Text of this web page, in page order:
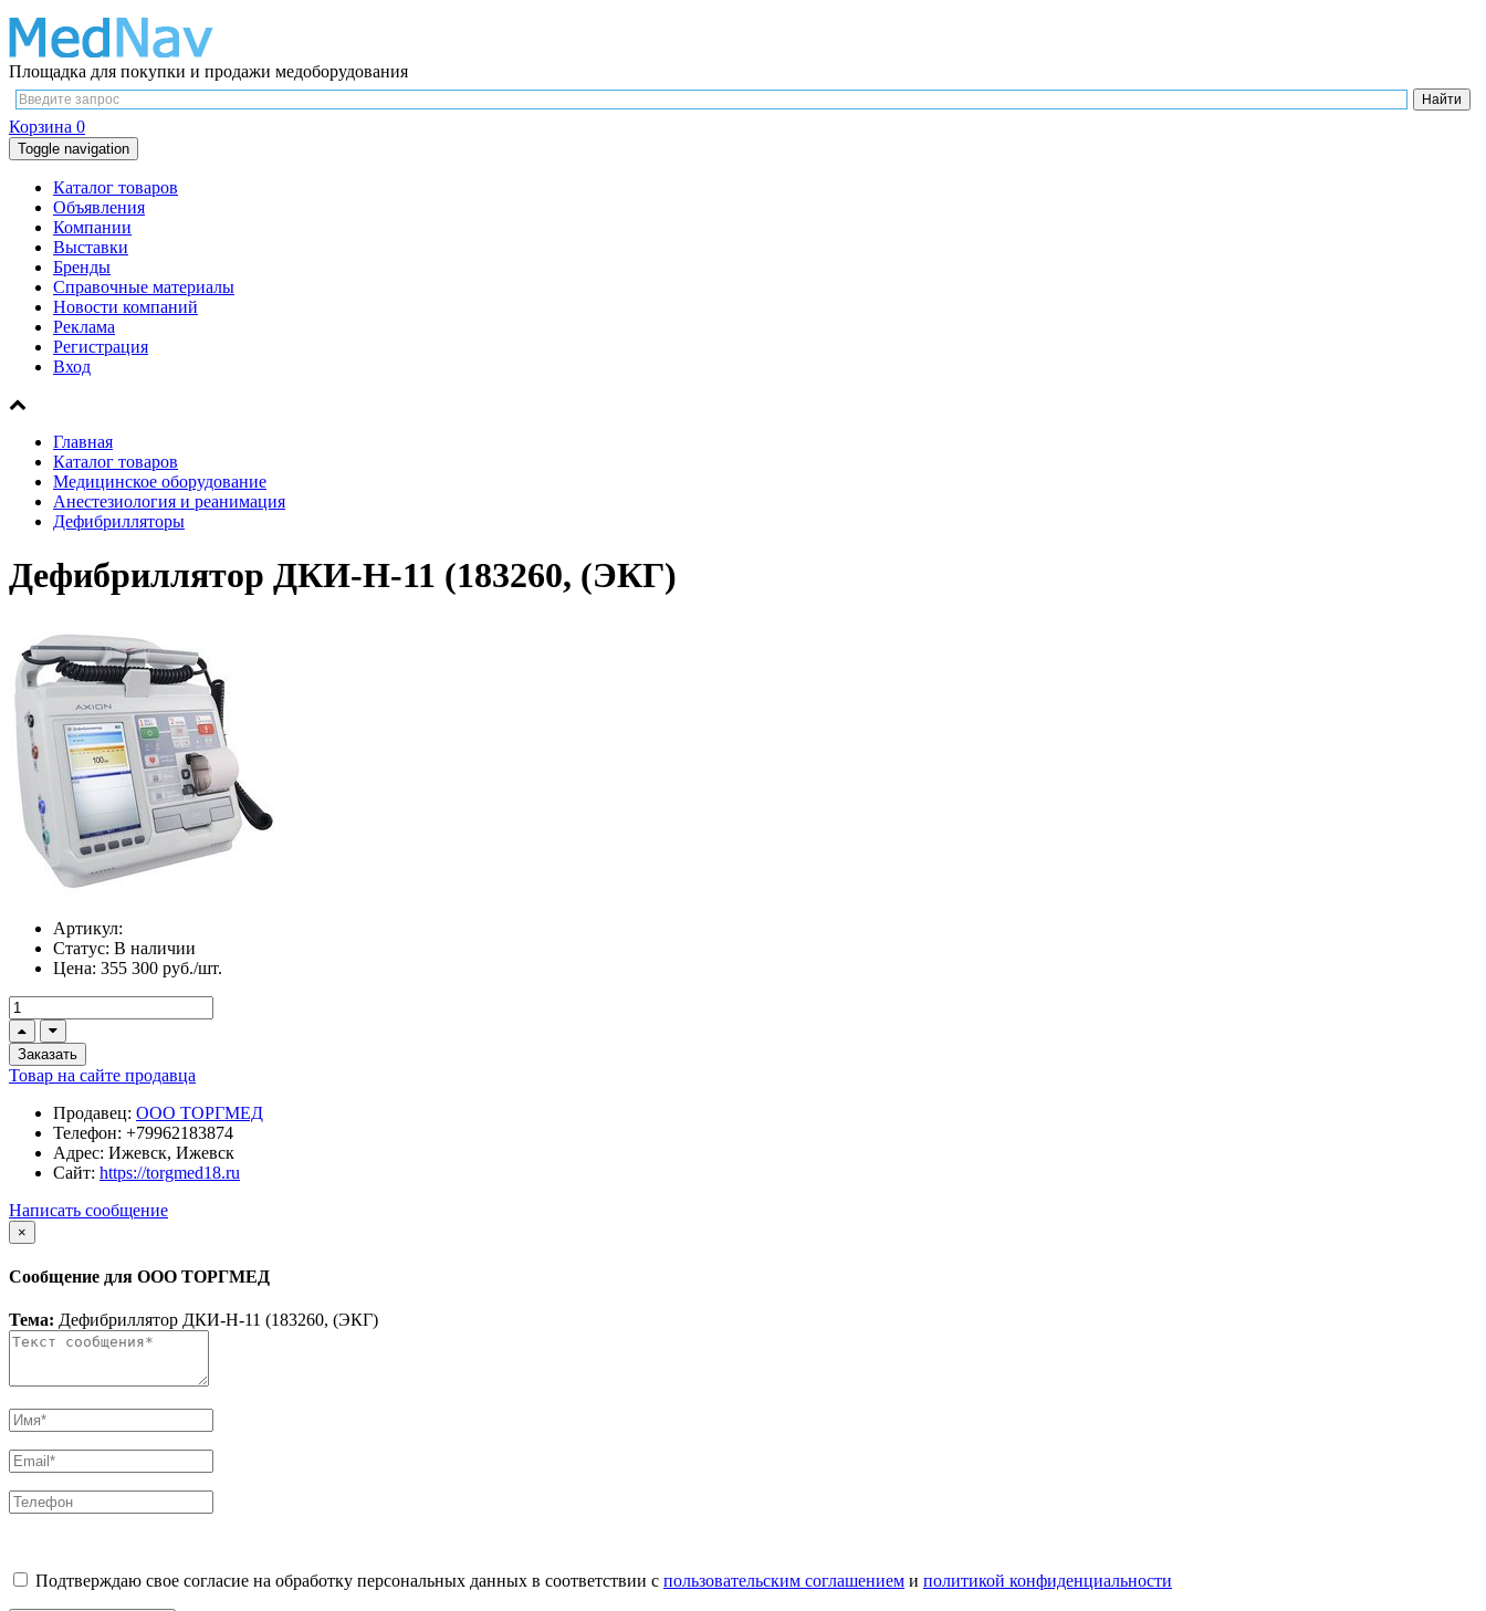
Площадка для покупки и продажи медоборудования
Корзина 0
Toggle navigation
Каталог товаров
Объявления
Компании
Выставки
Бренды
Справочные материалы
Новости компаний
Реклама
Регистрация
Вход
Главная
Каталог товаров
Медицинское оборудование
Анестезиология и реанимация
Дефибрилляторы
Дефибриллятор ДКИ-Н-11 (183260, (ЭКГ)
Артикул:
Статус: В наличии
Цена: 355 300 руб./шт.
Заказать
Товар на сайте продавца
Продавец: ООО ТОРГМЕД
Телефон: +79962183874
Адрес: Ижевск, Ижевск
Сайт: https://torgmed18.ru
Написать сообщение
×
Сообщение для ООО ТОРГМЕД
Тема: Дефибриллятор ДКИ-Н-11 (183260, (ЭКГ)
Подтверждаю свое согласие на обработку персональных данных в соответствии с пользовательским соглашением и политикой конфиденциальности